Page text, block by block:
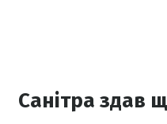
Санітра здав